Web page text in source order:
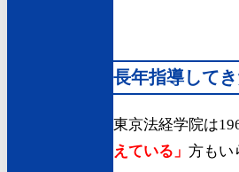
長年指導して
東京法経学院は
えている」 方もい